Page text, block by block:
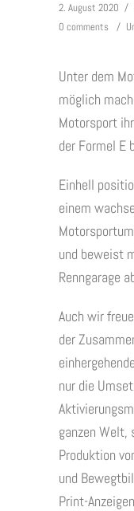
2. August 2020 /
0 comments /
Unter dem
möglich
Motorsport
der Formel E
Einhell
einem
und beweist
Renngarage
Auch wir
der
nur die
ganzen Welt,
Produktion
und
Print-